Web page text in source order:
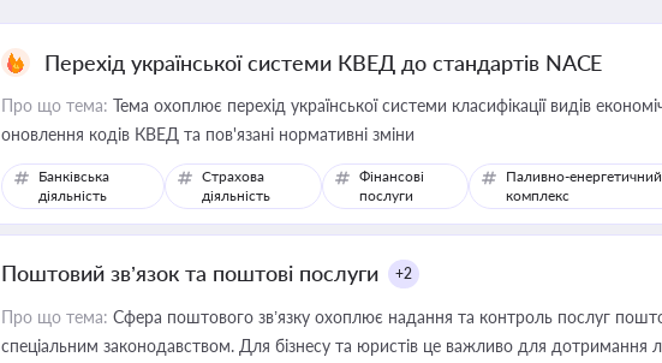
Перехід української системи КВЕД до стандартів NACE
Про що тема: Тема охоплює перехід української системи класифікації видів
оновлення кодів КВЕД та пов'язані нормативні зміни
Банківська
діяльність
Страхова
діяльність
Фінансові
послуги
Паливно-енергетичний
комплекс
Поштовий зв’язок та поштові послуги +2
Про що тема: Сфера поштового зв’язку охоплює надання та контроль послуг
спеціальним законодавством. Для бізнесу та юристів це важливо для дотримання